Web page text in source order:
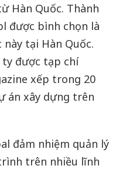
Hàn Quốc. Thành
được bình chọn là
tại Hàn Quốc.
ty được tạp chí
xếp trong 20
án xây dựng trên
đảm nhiệm quản lý
trên nhiều lĩnh